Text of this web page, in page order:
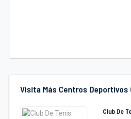
Visita Más Centros Deportivos
Club De